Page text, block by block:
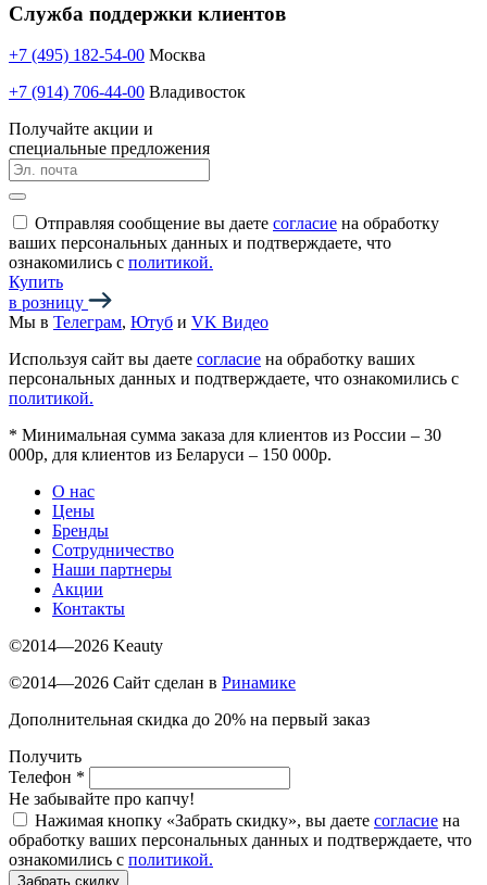
Служба поддержки клиентов
+7 (495) 182-54-00 Москва
+7 (914) 706-44-00 Владивосток
Получайте акции и
специальные предложения
Отправляя сообщение вы даете согласие на обработку
ваших персональных данных и подтверждаете, что
ознакомились с политикой.
Купить
в розницу
Мы в Телеграм, Ютуб и VK Видео
Используя сайт вы даете согласие на обработку ваших
персональных данных и подтверждаете, что ознакомились с
политикой.
* Минимальная сумма заказа для клиентов из России – 30
000р, для клиентов из Беларуси – 150 000р.
О нас
Цены
Бренды
Сотрудничество
Наши партнеры
Акции
Контакты
©2014—2026 Keauty
©2014—2026 Сайт сделан в Ринамике
Дополнительная скидка до 20% на первый заказ
Получить
Телефон *
Не забывайте про капчу!
Нажимая кнопку «Забрать скидку», вы даете согласие на
обработку ваших персональных данных и подтверждаете, что
ознакомились с политикой.
Забрать скидку